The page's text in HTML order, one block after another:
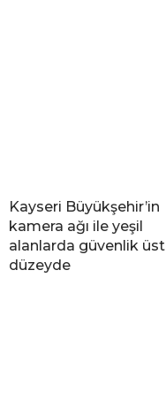
Kayseri Büyükşehir’in
kamera ağı ile yeşil
alanlarda güvenlik üst
düzeyde